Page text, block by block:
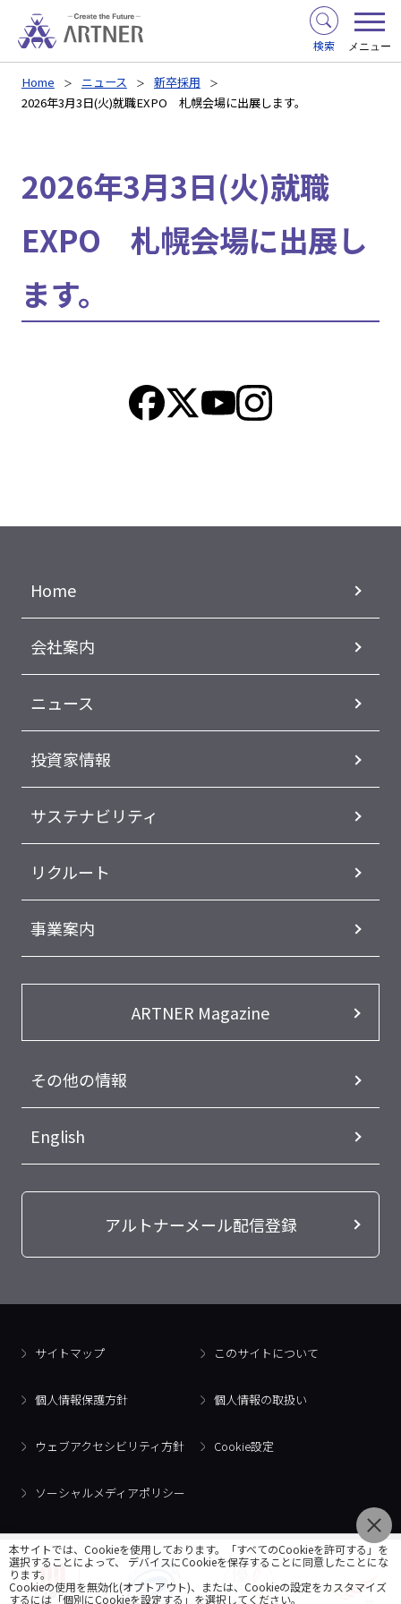
検索 メニュー
Home ニュース
新卒採用
2026年3月3日(火)就職EXPO 札幌会場に出展します。
2026年3月3日(火)就職
EXPO 札幌会場に出展し
ます。
Home
会社案内
ニュース
投資家情報
サステナビリティ
リクルート
事業案内
ARTNER Magazine
その他の情報
English
アルトナーメール配信登録
サイトマップ このサイトについて
個人情報保護方針 個人情報の取扱い
ウェブアクセシビリティ方針 Cookie設定
ソーシャルメディアポリシー
本サイトでは、Cookieを使用しております。「すべてのCookieを許可する」を
選択することによって、 デバイスにCookieを保存することに同意したことにな
ります。
Cookieの使用を無効化(オプトアウト)、または、Cookieの設定をカスタマイズ
するには「個別にCookieを設定する」を選択してください。